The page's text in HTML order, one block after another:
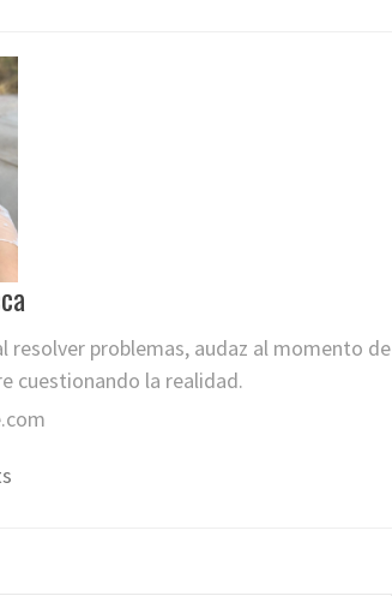
resolver problemas, audaz al momento de
cuestionando la realidad.